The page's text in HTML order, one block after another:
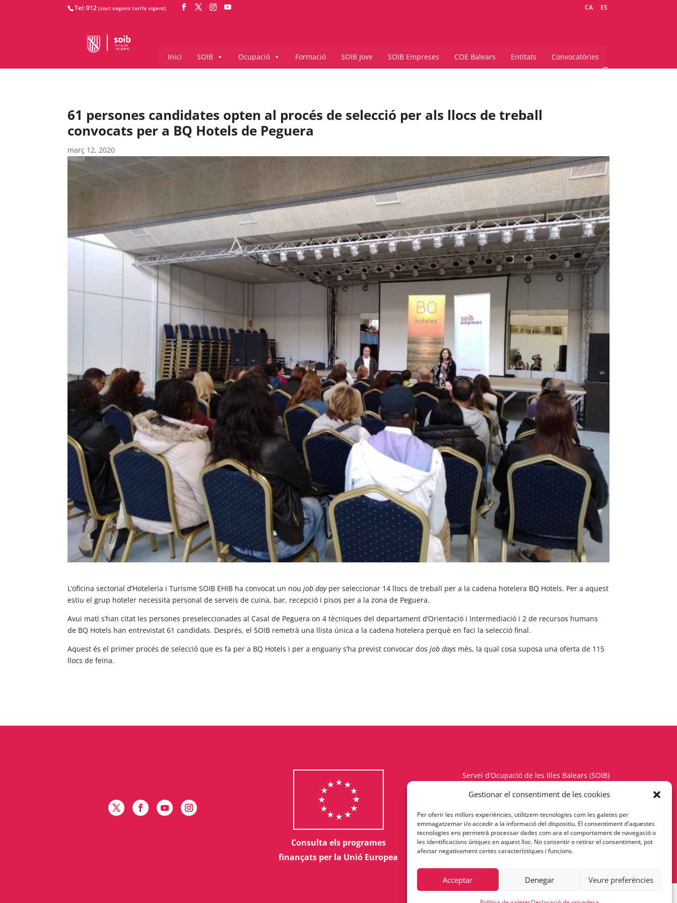
Gestionar el consentiment de les cookies
Per oferir les millors experiències, utilitzem tecnologies com les galetes per
emmagatzemar i/o accedir a la informació del dispositiu. El consentiment d'aquestes
tecnologies ens permetrà processar dades com ara el comportament de navegació o
les identificacions úniques en aquest lloc. No consentir o retirar el consentiment, pot
afectar negativament certes característiques i funcions.
Acceptar Denegar Veure preferències
Tel: 012 CA ES
Inici SOIB Ocupació Formació SOIB Jove SOIB Empreses COE Balears Entitats Convocatòries
61 persones candidates opten al procés de selecció per als llocs de treball
convocats per a BQ Hotels de Peguera
març 12, 2020
L’oficina sectorial d’Hoteleria i Turisme SOIB EHIB ha convocat un noujob dayper seleccionar 14 llocs de treball per a la cadena hotelera BQ Hotels. Per a aquest
estiu el grup hoteler necessita personal de serveis de cuina, bar, recepció i pisos per a la zona de Peguera.
Avui matí s’han citat les persones preseleccionades al Casal de Peguera on 4 tècniques del departament d’Orientació i Intermediació i 2 de recursos humans
de BQ Hotels han entrevistat 61 candidats. Després, el SOIB remetrà una llista única a la cadena hotelera perquè en faci la selecció final.
Aquest és el primer procés de selecció que es fa per a BQ Hotels i per a enguany s’ha previst convocar dosjob days més, la qual cosa suposa una oferta de 115
llocs de feina.
Consulta els programes
finançats per la Unió Europea
Servei d’Ocupació de les Illes Balears (SOIB)
Carrer del Gremi d’Hortolans, 11, 1a planta
Telèfon 971177900 – Fax 971176342
Política de Privacitat